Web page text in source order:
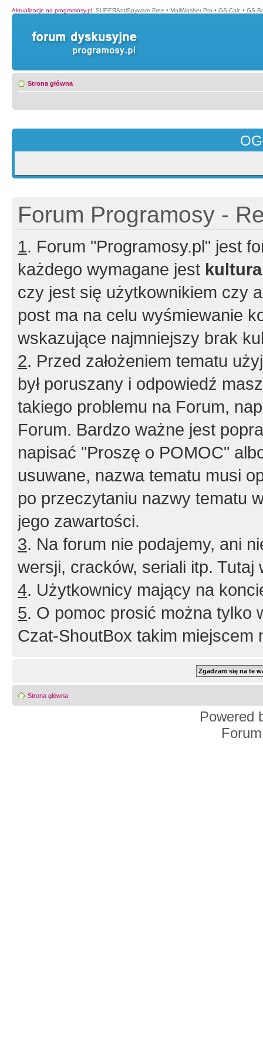
Aktualizacje na programosy.pl: SUPERAntiSpyware Free • MailWasher Pro • GS-Calc • GS-
Strona główna
Forum Programosy -
1. Forum "Programosy.pl" jest
każdego wymagane jest
czy jest się użytkownikiem czy
post ma na celu wyśmiewanie
wskazujące najmniejszy brak
2. Przed założeniem tematu
był poruszany i odpowiedź
takiego problemu na Forum,
Forum. Bardzo ważne jest
napisać "Proszę o POMOC"
usuwane, nazwa tematu musi
po przeczytaniu nazwy tematu
jego zawartości.
3. Na forum nie podajemy, ani
wersji, cracków, seriali itp. Tutaj
4. Użytkownicy mający na
5. O pomoc prosić można tylko
Czat-ShoutBox takim miejscem
Strona główna
Powered